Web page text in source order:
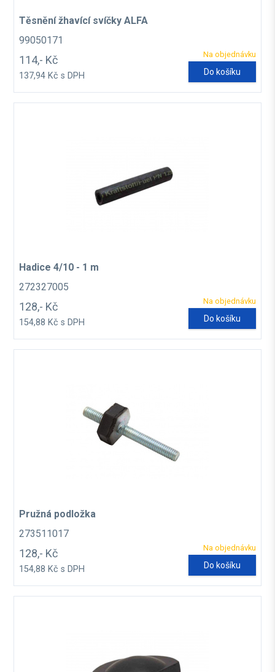
Těsnění žhavící svíčky ALFA
99050171
Na objednávku
114,- Kč
137,94 Kč s DPH Do košíku
Hadice 4/10 - 1 m
272327005
Na objednávku
128,- Kč
154,88 Kč s DPH Do košíku
Pružná podložka
273511017
Na objednávku
128,- Kč
154,88 Kč s DPH Do košíku